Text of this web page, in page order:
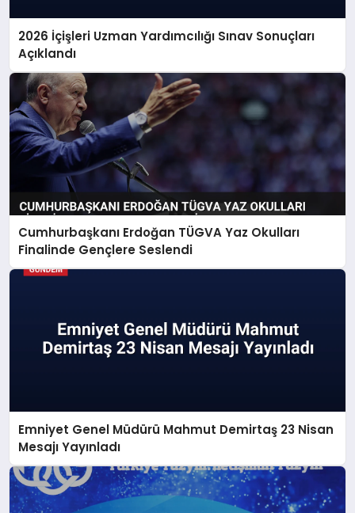
2026 İçişleri Uzman Yardımcılığı Sınav Sonuçları
Açıklandı
Cumhurbaşkanı Erdoğan TÜGVA Yaz Okulları
Finalinde Gençlere Seslendi
Emniyet Genel Müdürü Mahmut Demirtaş 23 Nisan
Mesajı Yayınladı